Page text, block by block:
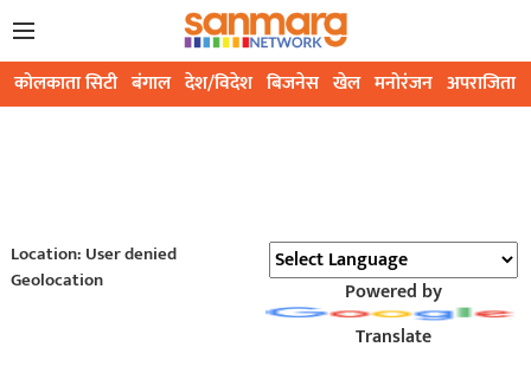
कोलकाता सिटी बंगाल देश/विदेश बिजनेस खेल मनोरंजन अपराजिता
Location: User denied
Geolocation
Powered by
Translate